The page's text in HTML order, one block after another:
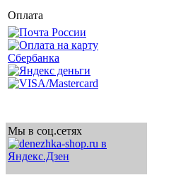
Оплата
Мы в соц.сетях